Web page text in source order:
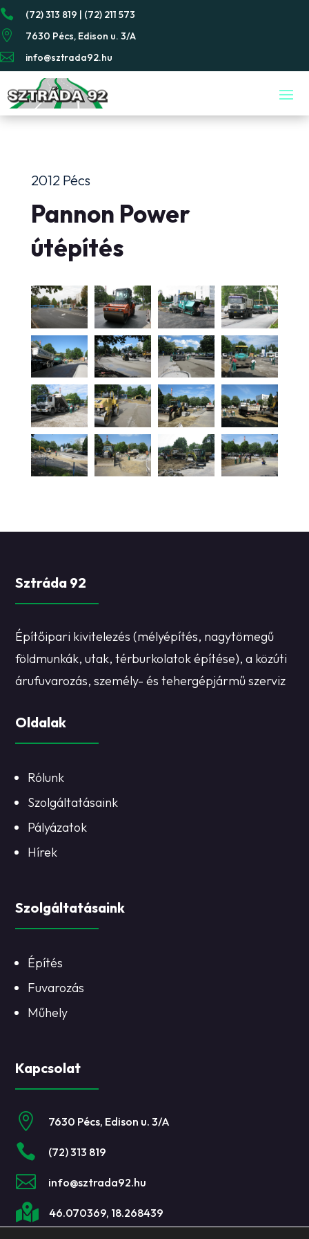
 (72) 313 819 | (72) 211 573
 7630 Pécs, Edison u. 3/A
 info@sztrada92.hu
2012 Pécs
Pannon Power
útépítés
Sztráda 92
Építőipari kivitelezés (mélyépítés, nagytömegű
földmunkák, utak, térburkolatok építése), a közúti
árufuvarozás, személy- és tehergépjármű szerviz
Oldalak
Rólunk
Szolgáltatásaink
Pályázatok
Hírek
Szolgáltatásaink
Építés
Fuvarozás
Műhely
Kapcsolat
 7630 Pécs, Edison u. 3/A
 (72) 313 819
 info@sztrada92.hu
 46.070369, 18.268439